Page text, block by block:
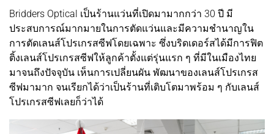
Bridders Optical เป็นร้านแว่นที่เปิดมามากกว่า 30 ปี มี
ประสบการณ์มากมายในการตัดแว่นและมีความชำนาญใน
การตัดเลนส์โปรเกรสซีฟโดยเฉพาะ ซึ่งบริดเดอร์สได้มีการฟิต
ติ้งเลนส์โปรเกรสซีฟให้ลูกค้าตั้งแต่รุ่นแรก ๆ ที่มีในเมืองไทย
มาจนถึงปัจจุบัน เห็นการเปลี่ยนผัน พัฒนาของเลนส์โปรเกรส
ซีฟมามาก จนเรียกได้ว่าเป็นร้านที่เติบโตมาพร้อม ๆ กับเลนส์
โปรเกรสซีฟเลยก็ว่าได้